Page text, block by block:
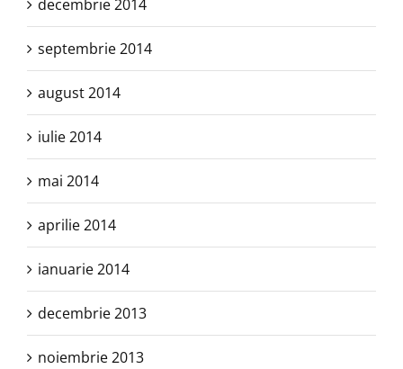
decembrie 2014
septembrie 2014
august 2014
iulie 2014
mai 2014
aprilie 2014
ianuarie 2014
decembrie 2013
noiembrie 2013